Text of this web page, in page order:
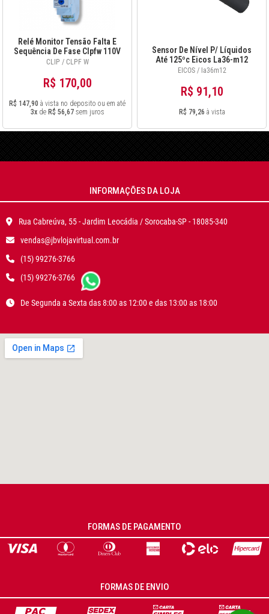
Relé Monitor Tensão Falta E
Sequência De Fase Clpfw 110V
CLIP / CLPF W
R$ 170,00
R$ 147,90 à vista no deposito ou em até
3xde R$ 56,67sem juros
Sensor De Nível P/ Líquidos
Até 125ºc Eicos La36-m12
Novo
EICOS / la36m12
R$ 91,10
R$ 79,26 à vista
INFORMAÇÕES DA LOJA
Rua Cabreúva, 55 - Jardim Leocádia / Sorocaba-SP - 18085-340
vendas@jbvlojavirtual.com.br
(15) 99276-3766
(15) 99276-3766
De Segunda a Sexta das 8:00 as 12:00 e das 13:00 as 18:00
FORMAS DE PAGAMENTO
FORMAS DE ENVIO